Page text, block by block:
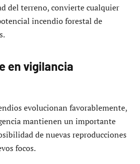
del terreno, convierte cualquier
incendio forestal de
en vigilancia
evolucionan favorablemente,
mantienen un importante
de nuevas reproducciones
focos.